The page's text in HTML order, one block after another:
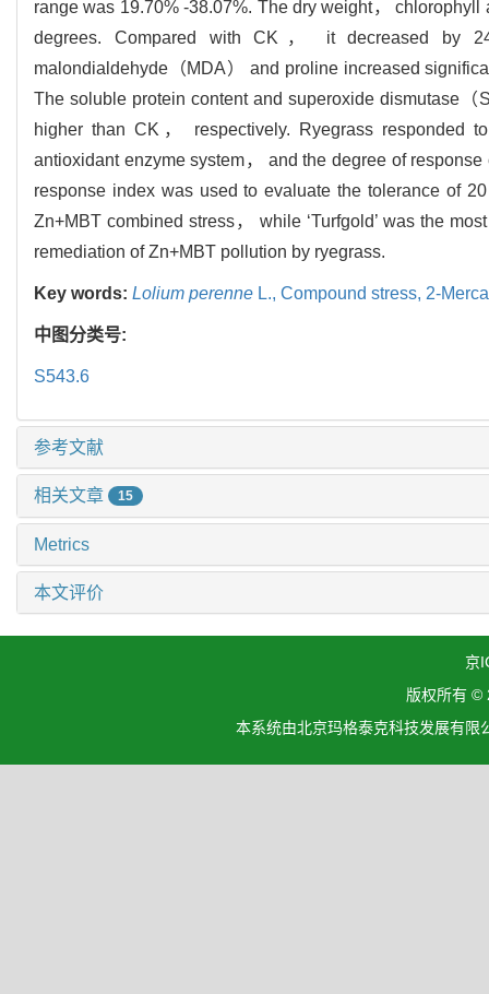
range was 19.70% -38.07%. The dry weight，
degrees. Compared with CK， it decreased by
malondialdehyde（MDA） and proline increased
The soluble protein content and superoxide dismutase
higher than CK， respectively. Ryegrass responded
antioxidant enzyme system， and the degree of
response index was used to evaluate the tolerance of
Zn+MBT combined stress， while ‘Turfgold’ was the
remediation of Zn+MBT pollution by ryegrass.
Key words: Lolium perenne L., Compound stress, 2-
中图分类号:
S543.6
参考文献
相关文章 15
Metrics
本文评价
京
版权所有 ©
本系统由北京玛格泰克科技发展有